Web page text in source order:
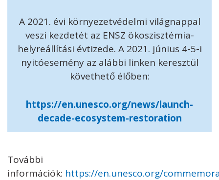
A 2021. évi környezetvédelmi világnappal
veszi kezdetét az ENSZ ökoszisztémia-
helyreállítási évtizede. A 2021. június 4-5-i
nyitóesemény az alábbi linken keresztül
követhető élőben:
https://en.unesco.org/news/launch-
decade-ecosystem-restoration
További
információk: https://en.unesco.org/